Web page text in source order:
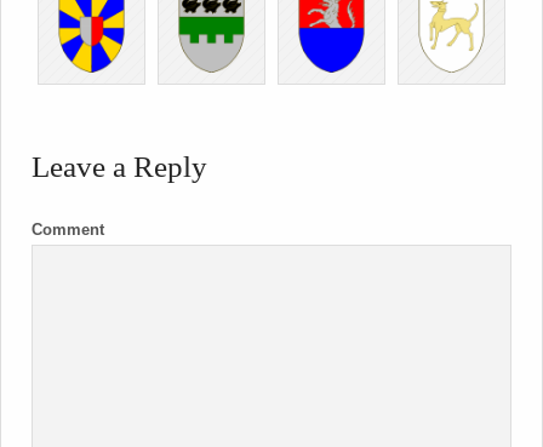
Leave a Reply
Comment